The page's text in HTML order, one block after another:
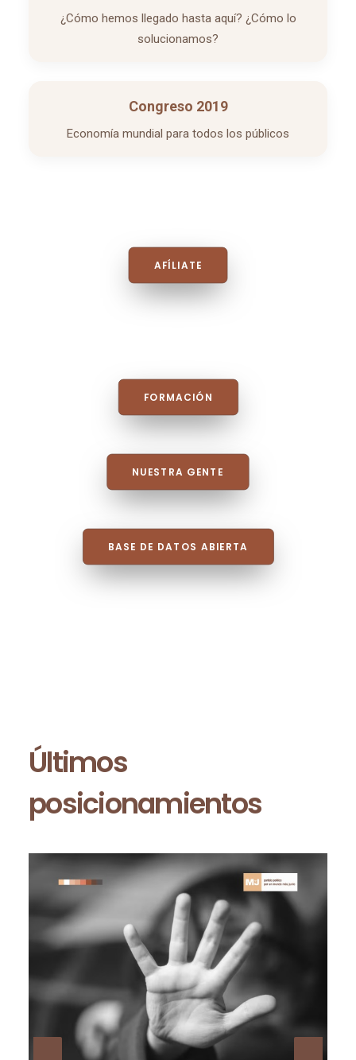
¿Cómo hemos llegado hasta aquí? ¿Cómo lo
solucionamos?
Congreso 2019
Economía mundial para todos los públicos
AFÍLIATE
FORMACIÓN
NUESTRA GENTE
BASE DE DATOS ABIERTA
Últimos
posicionamientos
M+J ANDALUCÍA /